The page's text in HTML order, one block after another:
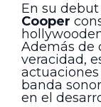
En su
Cooper
Además de
veracidad,
banda
en el